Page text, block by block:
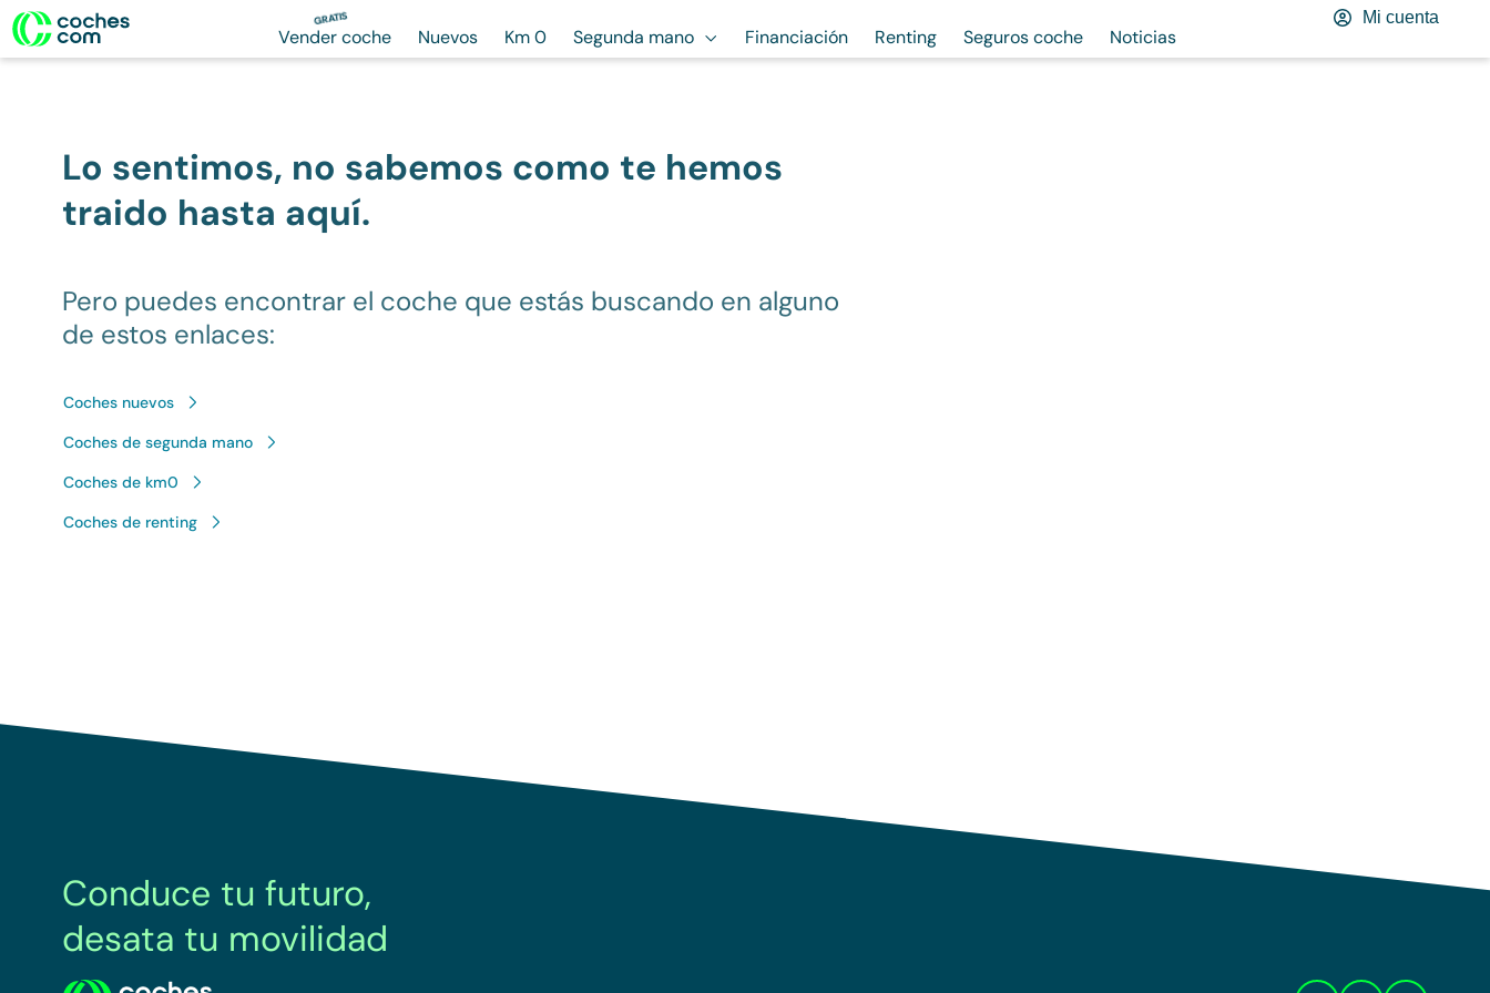
GRATIS
Vender coche Nuevos Km 0 Segunda mano Financiación Renting Seguros coche Noticias
Mi cuenta
Lo sentimos, no sabemos como te hemos
traido hasta aquí.
Pero puedes encontrar el coche que estás buscando en alguno
de estos enlaces:
Coches nuevos
Coches de segunda mano
Coches de km0
Coches de renting